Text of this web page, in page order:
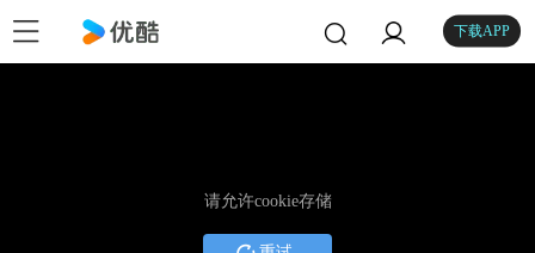
下载APP
请允许cookie存储